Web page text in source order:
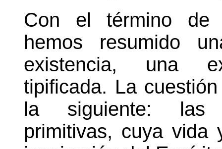
Con el término de
hemos resumido
existencia, una
tipificada. La
la siguiente: las
primitivas, cuya